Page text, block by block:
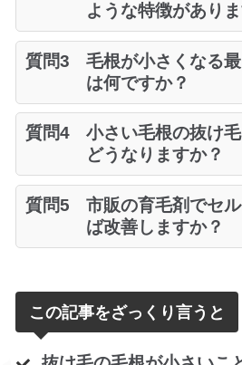
ような特徴があり
質問3
毛根が小さくなる
は何ですか？
質問4
小さい毛根の抜け
どうなりますか？
質問5
市販の育毛剤でセ
ば改善しますか？
この記事をざっくり言うと